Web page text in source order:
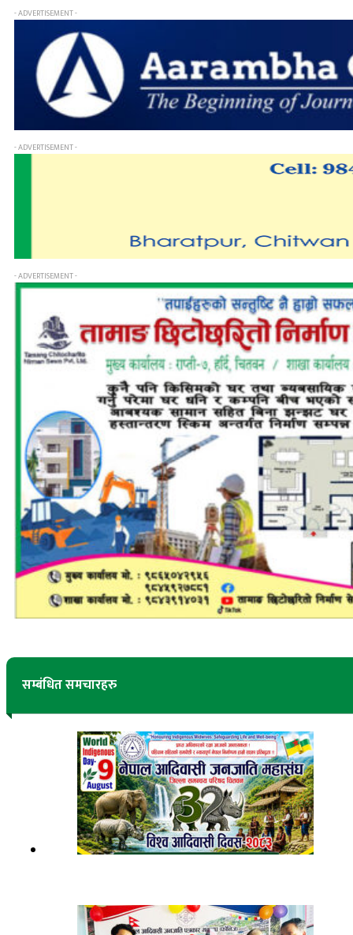
- ADVERTISEMENT -
- ADVERTISEMENT -
- ADVERTISEMENT -
सम्बंधित समचारहरु